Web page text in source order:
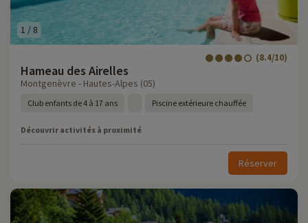
1 / 8
Hameau des Airelles
(8.4/10)
Montgenèvre - Hautes-Alpes (05)
Club enfants de 4 à 17 ans Piscine extérieure chauffée
Découvrir activités à proximité
Réserver